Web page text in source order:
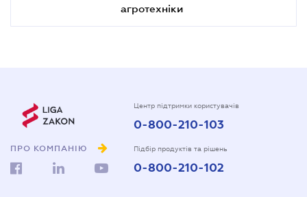
агротехніки
ПРО КОМПАНІЮ
Центр підтримки користувачів
0-800-210-103
Підбір продуктів та рішень
0-800-210-102